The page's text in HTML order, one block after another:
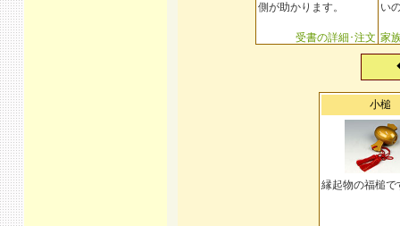
側が助かります。
受書の詳細･注文
い
家
小槌
縁起物の福槌で